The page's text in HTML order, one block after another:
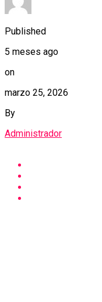
Published
5 meses ago
on
marzo 25, 2026
By
Administrador